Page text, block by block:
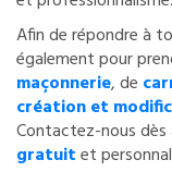
Afin de répondre à
également pour
maçonnerie, de
création et
Contactez-nous
gratuitet